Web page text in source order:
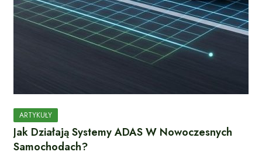
ARTYKUŁY
Jak Działają Systemy ADAS W Nowoczesnych
Samochodach?